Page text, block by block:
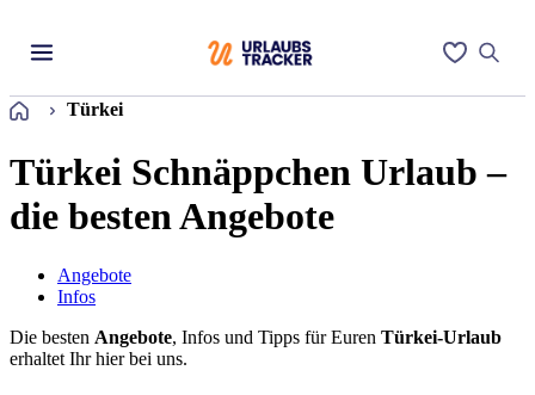
Startseite
Türkei
Türkei Schnäppchen Urlaub –
die besten Angebote
Angebote
Infos
Die besten Angebote, Infos und Tipps für Euren Türkei-Urlaub
erhaltet Ihr hier bei uns.